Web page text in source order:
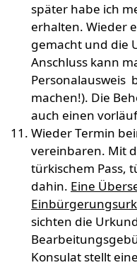
später habe ich
erhalten. Wieder
gemacht und die
Anschluss kann
Personalausweis
machen!). Die
auch einen
Wieder Termin
vereinbaren. Mit
türkischem Pass,
dahin. Eine
sichten die
Konsulat stellt